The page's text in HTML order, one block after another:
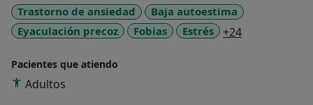
Trastorno de ansiedad
Baja autoestima
Eyaculación precoz
Fobias Estrés +24
Pacientes que atiendo
Adultos